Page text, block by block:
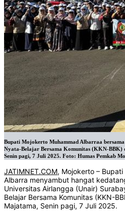
Bupati Mojokerto Muhammad Albarraa
Nyata-Belajar Bersama Komunitas (KKN-
Senin pagi, 7 Juli 2025. Foto: Humas Pemkab
JATIMNET.COM, Mojokerto –
Albarra menyambut hangat
Universitas Airlangga (Unair)
Belajar Bersama Komunitas (KKN-
Majatama, Senin pagi, 7 Juli 2025.